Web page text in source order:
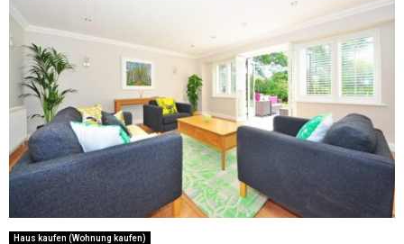
Haus kaufen (Wohnung kaufen)